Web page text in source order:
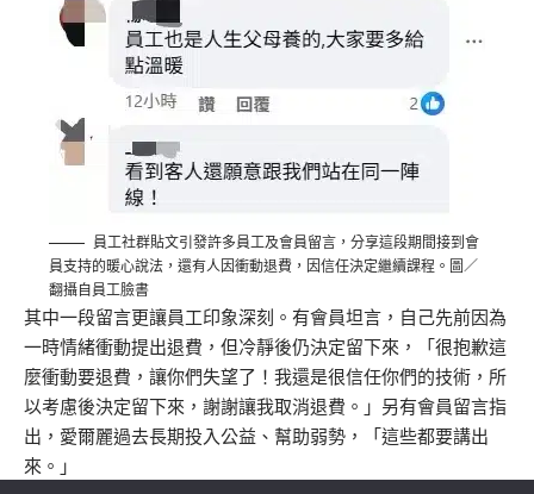
員工社群貼文引發許多員工及會員留言，分享這段期間接到會
員支持的暖心說法，還有人因衝動退費，因信任決定繼續課程。圖／
翻攝自員工臉書
其中一段留言更讓員工印象深刻。有會員坦言，自己先前因為
一時情緒衝動提出退費，但冷靜後仍決定留下來，「很抱歉這
麼衝動要退費，讓你們失望了！我還是很信任你們的技術，所
以考慮後決定留下來，謝謝讓我取消退費。」另有會員留言指
出，愛爾麗過去長期投入公益、幫助弱勢，「這些都要講出
來。」